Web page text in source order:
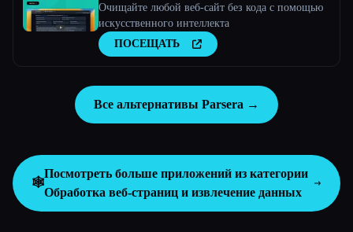
Очищайте любой веб-сайт без кода с помощью
искусственного интеллекта
ПОСЕЩАТЬ
Все альтернативы Parsera →
🕸️
Посмотреть больше приложений из категории
Обработка веб-страниц и извлечение данных